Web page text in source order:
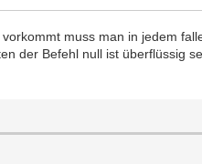
muss man in jedem
der Befehl null ist überflüssig